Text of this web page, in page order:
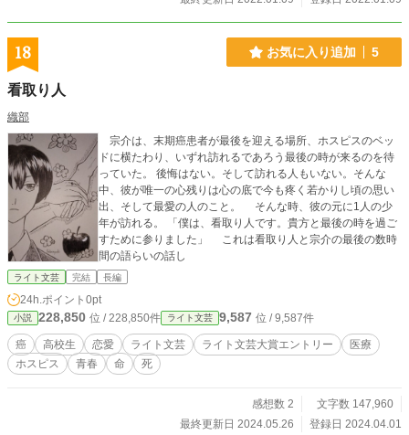
18 お気に入り追加 5
看取り人
織部
宗介は、末期癌患者が最後を迎える場所、ホスピスのベッ
ドに横たわり、いずれ訪れるであろう最後の時が来るのを待
っていた。 後悔はない。そして訪れる人もいない。そんな
中、彼が唯一の心残りは心の底で今も疼く若かりし頃の思い
出、そして最愛の人のこと。 そんな時、彼の元に1人の少
年が訪れる。 「僕は、看取り人です。貴方と最後の時を過ご
すために参りました」 これは看取り人と宗介の最後の数時
間の語らいの話し
ライト文芸 完結 長編
24h.ポイント 0pt
小説 228,850 位 / 228,850件 ライト文芸 9,587 位 / 9,587件
癌 高校生 恋愛 ライト文芸 ライト文芸大賞エントリー
医療
ホスピス
青春 命 死
感想数 2
文字数 147,960
最終更新日 2024.05.26
登録日 2024.04.01